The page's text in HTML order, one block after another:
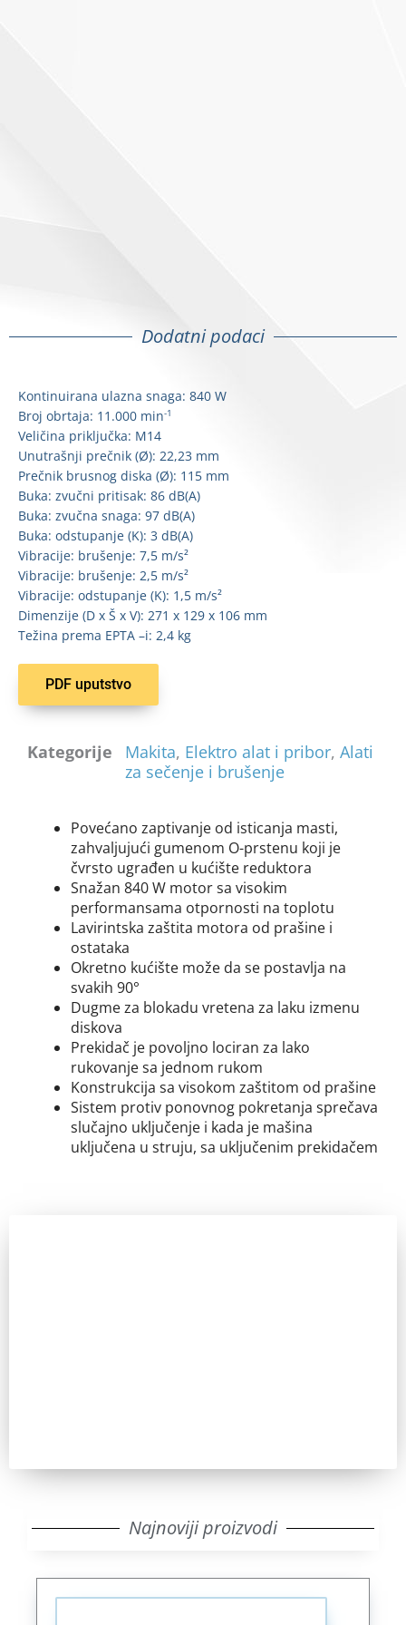
Dodatni podaci
Kontinuirana ulazna snaga: 840 W
Broj obrtaja: 11.000 min-1
Veličina priključka: M14
Unutrašnji prečnik (Ø): 22,23 mm
Prečnik brusnog diska (Ø): 115 mm
Buka: zvučni pritisak: 86 dB(A)
Buka: zvučna snaga: 97 dB(A)
Buka: odstupanje (K): 3 dB(A)
Vibracije: brušenje: 7,5 m/s²
Vibracije: brušenje: 2,5 m/s²
Vibracije: odstupanje (K): 1,5 m/s²
Dimenzije (D x Š x V): 271 x 129 x 106 mm
Težina prema EPTA –i: 2,4 kg
PDF uputstvo
Kategorije Makita, Elektro alat i pribor, Alati
za sečenje i brušenje
Povećano zaptivanje od isticanja masti,
zahvaljujući gumenom O-prstenu koji je
čvrsto ugrađen u kućište reduktora
Snažan 840 W motor sa visokim
performansama otpornosti na toplotu
Lavirintska zaštita motora od prašine i
ostataka
Okretno kućište može da se postavlja na
svakih 90°
Dugme za blokadu vretena za laku izmenu
diskova
Prekidač je povoljno lociran za lako
rukovanje sa jednom rukom
Konstrukcija sa visokom zaštitom od prašine
Sistem protiv ponovnog pokretanja sprečava
slučajno uključenje i kada je mašina
uključena u struju, sa uključenim prekidačem
Najnoviji proizvodi